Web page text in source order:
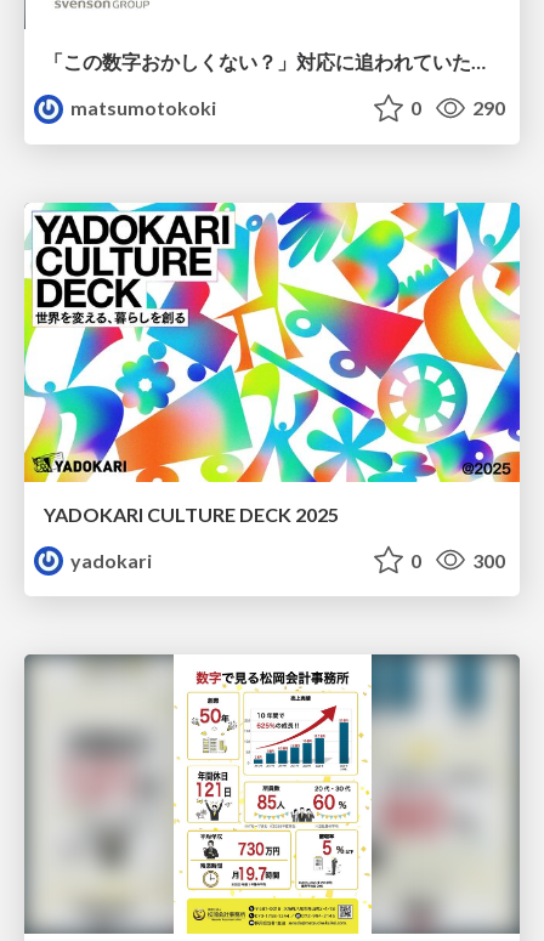
「この数字おかしくない？」対応に追われていたのに、 Claude Codeで設計改善まで着手できた話
matsumotokoki
0 290
YADOKARI CULTURE DECK 2025
yadokari
0 300